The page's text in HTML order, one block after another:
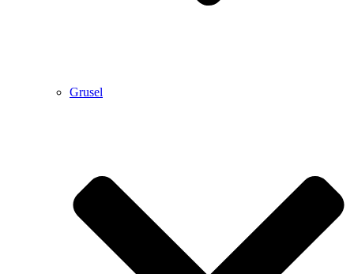
Grusel